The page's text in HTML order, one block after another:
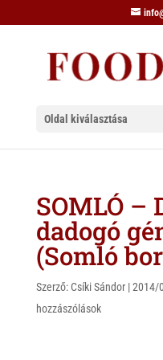
Oldal kiválasztása
SOMLÓ –
dadogó
(Somló
Szerző: Csíki Sándor|2014/
hozzászólások